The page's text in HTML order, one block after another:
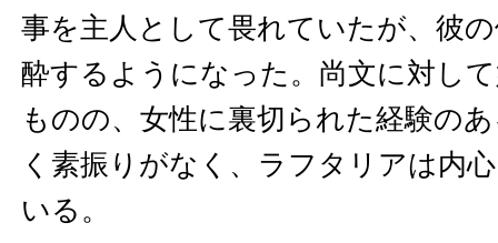
事を主人として畏れていたが、彼
酔するようになった。尚文に対し
ものの、女性に裏切られた経験の
く素振りがなく、ラフタリアは内
いる。